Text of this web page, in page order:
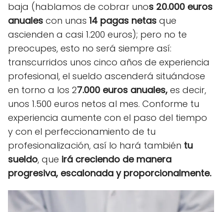
baja (hablamos de cobrar unos 20.000 euros
anuales con unas 14 pagas netas que
ascienden a casi 1.200 euros); pero no te
preocupes, esto no será siempre así:
transcurridos unos cinco años de experiencia
profesional, el sueldo ascenderá situándose
en torno a los 27.000 euros anuales, es decir,
unos 1.500 euros netos al mes. Conforme tu
experiencia aumente con el paso del tiempo
y con el perfeccionamiento de tu
profesionalización, así lo hará también tu
sueldo, que irá creciendo de manera
progresiva, escalonada y proporcionalmente.